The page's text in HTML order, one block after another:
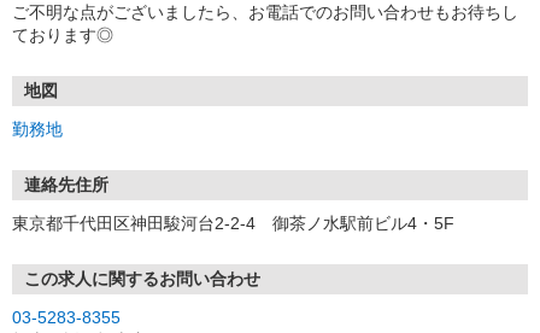
ご不明な点がございましたら、お電話でのお問い合わせもお待ちし
ております◎
地図
勤務地
連絡先住所
東京都千代田区神田駿河台2-2-4 御茶ノ水駅前ビル4・5F
この求人に関するお問い合わせ
03-5283-8355